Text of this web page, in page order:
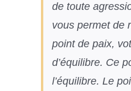
de toute
vous permet de
point de paix,
d’équilibre. Ce
l’équilibre. Le